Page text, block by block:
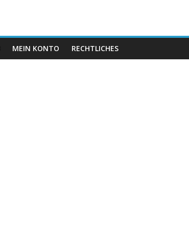
MEIN KONTO RECHTLICHES